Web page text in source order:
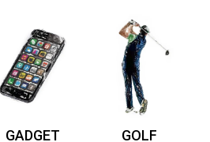
GADGET GOLF